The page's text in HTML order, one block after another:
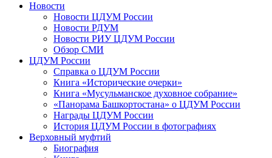
Новости
Новости ЦДУМ России
Новости РДУМ
Новости РИУ ЦДУМ России
Обзор СМИ
ЦДУМ России
Справка о ЦДУМ России
Книга «Исторические очерки»
Книга «Мусульманское духовное собрание»
«Панорама Башкортостана» о ЦДУМ России
Награды ЦДУМ России
История ЦДУМ России в фотографиях
Верховный муфтий
Биография